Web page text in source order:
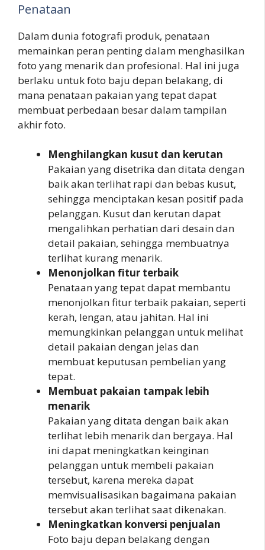
Penataan
Dalam dunia fotografi produk, penataan
memainkan peran penting dalam menghasilkan
foto yang menarik dan profesional. Hal ini juga
berlaku untuk foto baju depan belakang, di
mana penataan pakaian yang tepat dapat
membuat perbedaan besar dalam tampilan
akhir foto.
Menghilangkan kusut dan kerutan
Pakaian yang disetrika dan ditata dengan
baik akan terlihat rapi dan bebas kusut,
sehingga menciptakan kesan positif pada
pelanggan. Kusut dan kerutan dapat
mengalihkan perhatian dari desain dan
detail pakaian, sehingga membuatnya
terlihat kurang menarik.
Menonjolkan fitur terbaik
Penataan yang tepat dapat membantu
menonjolkan fitur terbaik pakaian, seperti
kerah, lengan, atau jahitan. Hal ini
memungkinkan pelanggan untuk melihat
detail pakaian dengan jelas dan
membuat keputusan pembelian yang
tepat.
Membuat pakaian tampak lebih
menarik
Pakaian yang ditata dengan baik akan
terlihat lebih menarik dan bergaya. Hal
ini dapat meningkatkan keinginan
pelanggan untuk membeli pakaian
tersebut, karena mereka dapat
memvisualisasikan bagaimana pakaian
tersebut akan terlihat saat dikenakan.
Meningkatkan konversi penjualan
Foto baju depan belakang dengan